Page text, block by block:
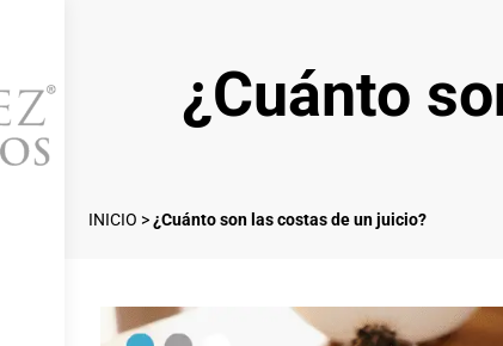
¿Cuánto
INICIO >¿Cuánto son las costas de un juicio?